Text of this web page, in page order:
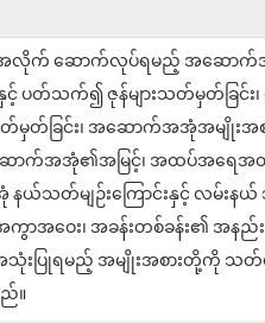
အလိုက် ဆောက်လုပ်ရမည့် အဆော
ပတ်သက်၍ ဇုန်များသတ်မှတ်ခြင်
တ်မှတ်ခြင်း၊ အဆောက်အအုံအမျိုးအစာ
ဆောက်အအုံ၏အမြင့်၊ အထပ်အရေအ
ယ်သတ်မျဉ်းကြောင်းနှင့် လမ်းန
အကွာအဝေး၊ အခန်းတစ်ခန်း၏ အနည်
သုံးပြုရမည့် အမျိုးအစားတို့ကို သ
။